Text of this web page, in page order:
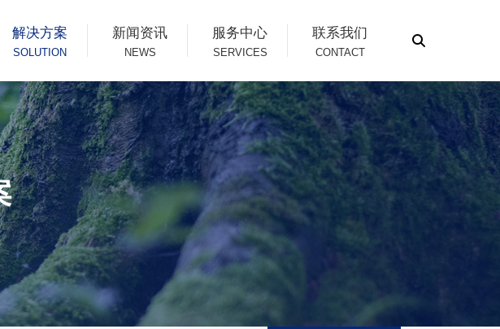
解决方案
SOLUTION
新闻资讯
NEWS
服务中心
SERVICES
联系我们
CONTACT